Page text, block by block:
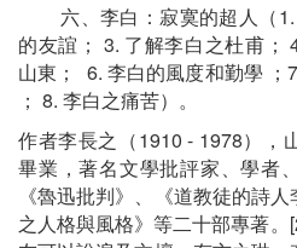
六、李白：寂寞的超人（1.
的友誼； 3. 了解李白之杜甫；
山東； 6. 李白的風度和勤學 ；
； 8. 李白之痛苦）。
作者李長之（1910 - 1978），
畢業，著名文學批評家、學者
《魯迅批判》、《道教徒的詩
之人格與風格》等二十部專著